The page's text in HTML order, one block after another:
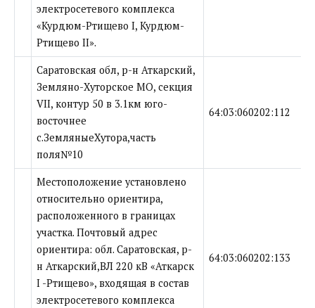
электросетевого комплекса
«Курдюм-Ртищево I, Курдюм-
Ртищево II».
Саратовская обл, р-н Аткарский,
Земляно-Хуторское МО, секция
VII, контур 50 в 3.1км юго-
восточнее
с.ЗемляныеХутора,часть
поля№10
64:03:060202:112
Местоположение установлено
относительно ориентира,
расположенного в границах
участка. Почтовый адрес
ориентира: обл. Саратовская, р-
н Аткарский,ВЛ 220 кВ «Аткарск
I -Ртищево», входящая в состав
электросетевого комплекса
64:03:060202:133